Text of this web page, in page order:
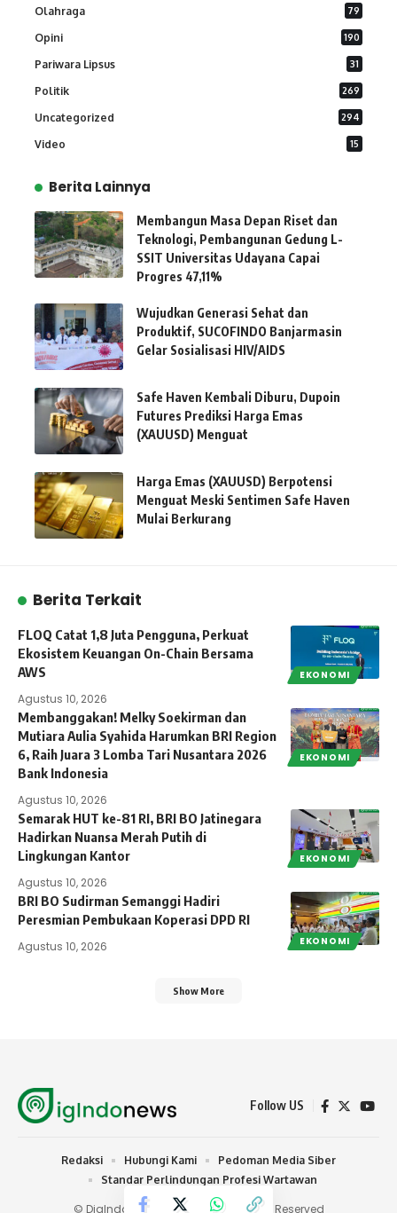
Olahraga 79
Opini 190
Pariwara Lipsus 31
Politik 269
Uncategorized 294
Video 15
Berita Lainnya
Membangun Masa Depan Riset dan
Teknologi, Pembangunan Gedung L-
SSIT Universitas Udayana Capai
Progres 47,11%
Wujudkan Generasi Sehat dan
Produktif, SUCOFINDO Banjarmasin
Gelar Sosialisasi HIV/AIDS
Safe Haven Kembali Diburu, Dupoin
Futures Prediksi Harga Emas
(XAUUSD) Menguat
Harga Emas (XAUUSD) Berpotensi
Menguat Meski Sentimen Safe Haven
Mulai Berkurang
Berita Terkait
EKONOMI
FLOQ Catat 1,8 Juta Pengguna, Perkuat
Ekosistem Keuangan On-Chain Bersama
AWS
Agustus 10, 2026
EKONOMI
Membanggakan! Melky Soekirman dan
Mutiara Aulia Syahida Harumkan BRI Region
6, Raih Juara 3 Lomba Tari Nusantara 2026
Bank Indonesia
Agustus 10, 2026
EKONOMI
Semarak HUT ke-81 RI, BRI BO Jatinegara
Hadirkan Nuansa Merah Putih di
Lingkungan Kantor
Agustus 10, 2026
EKONOMI
BRI BO Sudirman Semanggi Hadiri
Peresmian Pembukaan Koperasi DPD RI
Agustus 10, 2026
Show More
Follow US
© DigIndonews.com 2024 | All Rights Reserved
Redaksi Hubungi Kami
Pedoman Media Siber
Standar Perlindungan Profesi Wartawan